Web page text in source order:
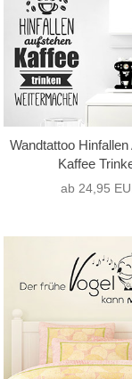
Wandtattoo
Kaffee
ab 24,95